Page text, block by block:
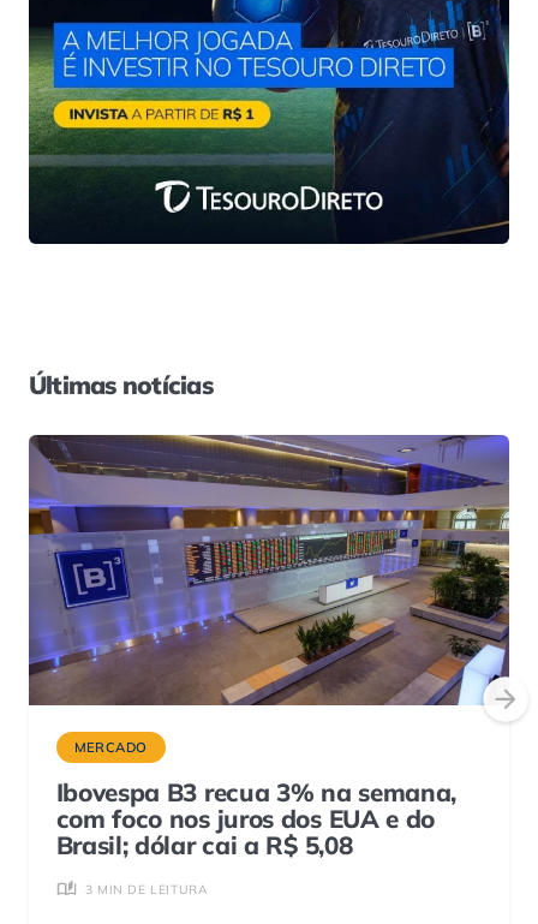
Últimas notícias
MERCADO
Ibovespa B3 recua 3% na semana,
com foco nos juros dos EUA e do
Brasil; dólar cai a R$ 5,08
3 MIN DE LEITURA